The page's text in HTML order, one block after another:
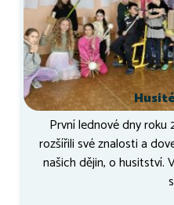
První lednové dny roku
rozšířili své znalosti a
našich dějin, o husitství.